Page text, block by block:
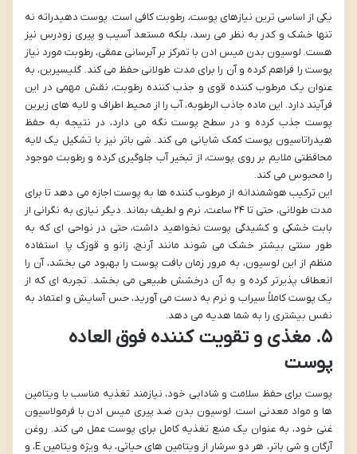
یکی از اساسی ترین نیازهای پوست، رطوبت کافی است. پوست دهیدراته نه
تنها خشک و کدر به نظر می رسد، بلکه مستعد آسیب و پیری زودرس نیز
هست. لوسیون بدن میس ادن با تمرکز بر آبرسانی عمقی، رطوبت مورد نیاز
پوست را فراهم کرده و آن را برای مدت طولانی حفظ می کند. گلیسیرین، به
عنوان یک مرطوب کننده قوی و جذب کننده رطوبت، نقش مهمی در این
فرآیند دارد. این ماده جاذب الرطوبه، آب را از محیط اطراف و لایه های زیرین
پوست جذب کرده و در سطح پوست نگه می دارد، در نتیجه به حفظ
هیدراتاسیون پوست کمک شایانی می کند. شی باتر نیز با تشکیل یک لایه
محافظتی ملایم بر روی پوست، از تبخیر آب جلوگیری کرده و رطوبت موجود
را محبوس می کند.
این ترکیب هوشمندانه از مرطوب کننده ها به پوست اجازه می دهد تا برای
مدت طولانی، حتی تا ۲۴ ساعت، نرم و لطیف بماند. دیگر نیازی به نگرانی از
بابت خشکی و کشیدگی پوست نخواهید داشت، حتی در نواحی ای که به
طور سنتی بیشتر خشک می شوند مانند آرنج، زانو و قوزک پا. استفاده
منظم از این لوسیون، به مرور زمان بافت پوست را بهبود می بخشد، آن را
انعطاف پذیرتر کرده و به آن درخشش طبیعی می بخشد. تجربه ای که از
یک پوست کاملاً سیراب و نرم به دست می آورید، حس آسایش و اعتماد به
نفس بیشتری را به شما هدیه می دهد.
۵. مغذی و تقویت کننده فوق العاده
پوست
پوست برای حفظ سلامت و شادابی خود، نیازمند تغذیه مناسب با ویتامین
ها و مواد معدنی است. لوسیون بدن ضد پیری میس ادن با فرمولاسیون
غنی خود، به عنوان یک منبع تغذیه کامل برای پوست عمل می کند. روغن
آرگان و شی باتر، هر دو سرشار از ویتامین های حیاتی، به ویژه ویتامین E، و